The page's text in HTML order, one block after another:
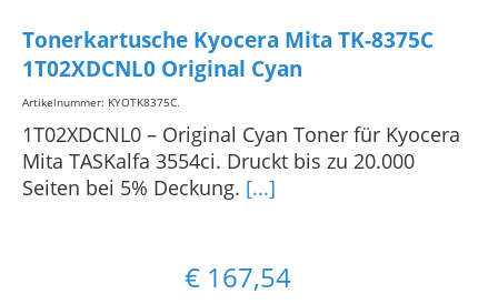
Tonerkartusche Kyocera Mita TK-8375C
1T02XDCNL0 Original Cyan
Artikelnummer: KYOTK8375C.
1T02XDCNL0 – Original Cyan Toner für Kyocera
Mita TASKalfa 3554ci. Druckt bis zu 20.000
Seiten bei 5% Deckung. [...]
€ 167,54